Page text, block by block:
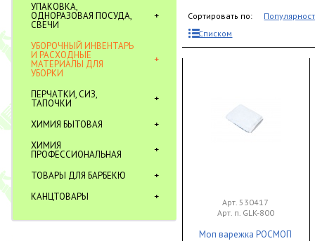
УПАКОВКА,
ОДНОРАЗОВАЯ ПОСУДА,
СВЕЧИ
УБОРОЧНЫЙ ИНВЕНТАРЬ
И РАСХОДНЫЕ
МАТЕРИАЛЫ ДЛЯ
УБОРКИ
ПЕРЧАТКИ, СИЗ,
ТАПОЧКИ
ХИМИЯ БЫТОВАЯ
ХИМИЯ
ПРОФЕССИОНАЛЬНАЯ
ТОВАРЫ ДЛЯ БАРБЕКЮ
КАНЦТОВАРЫ
Сортировать по:
Списком
Арт. 530417
Арт. п. GLK-800
Моп варежка РОСМОП